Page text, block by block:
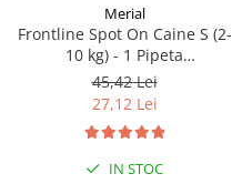
Merial
Frontline Spot On Caine S (2-
10 kg) - 1 Pipeta
Antiparazitara (fipronil)
45,42 Lei
27,12 Lei
IN STOC